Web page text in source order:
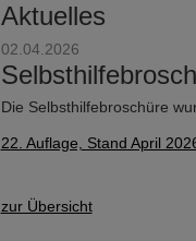
Aktuelles
02.04.2026
Die Selbsthilfebroschüre
22. Auflage, Stand April
zur Übersicht